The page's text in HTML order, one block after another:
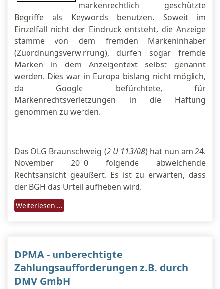
markenrechtlich geschützte
Begriffe als Keywords benutzen. Soweit im
Einzelfall nicht der Eindruck entsteht, die Anzeige
stamme von dem fremden Markeninhaber
(Zuordnungsverwirrung), dürfen sogar fremde
Marken in dem Anzeigentext selbst genannt
werden. Dies war in Europa bislang nicht möglich,
da Google befürchtete, für
Markenrechtsverletzungen in die Haftung
genommen zu werden.
Das OLG Braunschweig (2 U 113/08) hat nun am 24.
November 2010 folgende abweichende
Rechtsansicht geäußert. Es ist zu erwarten, dass
der BGH das Urteil aufheben wird.
Weiterlesen …
DPMA - unberechtigte
Zahlungsaufforderungen z.B. durch
DMV GmbH